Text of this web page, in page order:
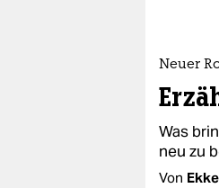
Neuer
Was
neu zu
Von